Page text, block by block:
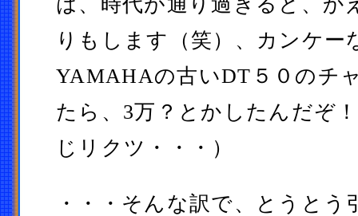
りもします（笑）、カンケー
YAMAHAの古いDT５０のチ
たら、3万？とかしたんだぞ
じリクツ・・・）
・・・そんな訳で、とうとう